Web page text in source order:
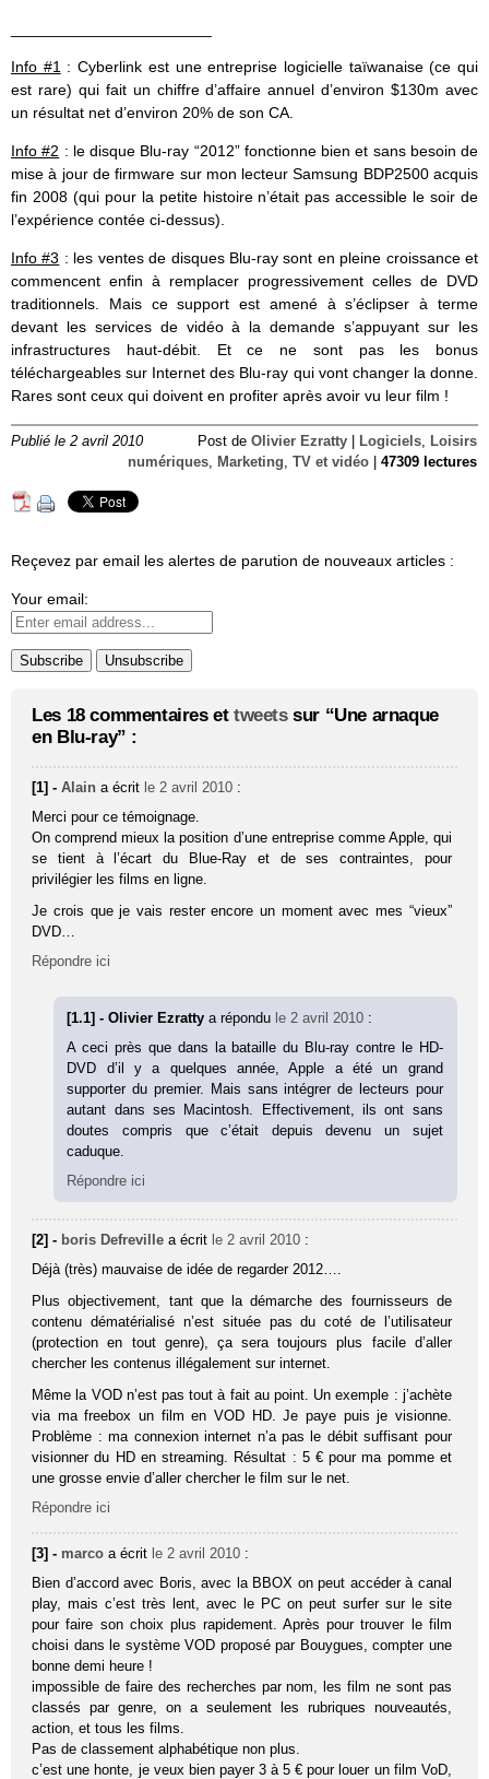
Info #1 : Cyberlink est une entreprise logicielle taïwanaise (ce qui
est rare) qui fait un chiffre d’affaire annuel d’environ $130m avec
un résultat net d’environ 20% de son CA.
Info #2 : le disque Blu-ray “2012” fonctionne bien et sans besoin de
mise à jour de firmware sur mon lecteur Samsung BDP2500 acquis
fin 2008 (qui pour la petite histoire n’était pas accessible le soir de
l’expérience contée ci-dessus).
Info #3 : les ventes de disques Blu-ray sont en pleine croissance et
commencent enfin à remplacer progressivement celles de DVD
traditionnels. Mais ce support est amené à s’éclipser à terme
devant les services de vidéo à la demande s’appuyant sur les
infrastructures haut-débit. Et ce ne sont pas les bonus
téléchargeables sur Internet des Blu-ray qui vont changer la donne.
Rares sont ceux qui doivent en profiter après avoir vu leur film !
Publié le 2 avril 2010 Post de Olivier Ezratty Logiciels, Loisirs
numériques, Marketing, TV et vidéo 47309 lectures
Reçevez par email les alertes de parution de nouveaux articles :
Your email:
Les 18 commentaires et tweetssur “Une arnaque
en Blu-ray” :
[1] -Alain a écrit le 2 avril 2010 :
Merci pour ce témoignage.
On comprend mieux la position d’une entreprise comme Apple, qui
se tient à l’écart du Blue-Ray et de ses contraintes, pour
privilégier les films en ligne.
Je crois que je vais rester encore un moment avec mes “vieux”
DVD…
Répondre ici
[1.1] - Olivier Ezrattya répondu le 2 avril 2010 :
A ceci près que dans la bataille du Blu-ray contre le HD-
DVD d’il y a quelques année, Apple a été un grand
supporter du premier. Mais sans intégrer de lecteurs pour
autant dans ses Macintosh. Effectivement, ils ont sans
doutes compris que c’était depuis devenu un sujet
caduque.
Répondre ici
[2] - boris Defreville a écrit le 2 avril 2010 :
Déjà (très) mauvaise de idée de regarder 2012….
Plus objectivement, tant que la démarche des fournisseurs de
contenu dématérialisé n’est située pas du coté de l’utilisateur
(protection en tout genre), ça sera toujours plus facile d’aller
chercher les contenus illégalement sur internet.
Même la VOD n’est pas tout à fait au point. Un exemple : j’achète
via ma freebox un film en VOD HD. Je paye puis je visionne.
Problème : ma connexion internet n’a pas le débit suffisant pour
visionner du HD en streaming. Résultat : 5 € pour ma pomme et
une grosse envie d’aller chercher le film sur le net.
Répondre ici
[3] - marco a écrit le 2 avril 2010 :
Bien d’accord avec Boris, avec la BBOX on peut accéder à canal
play, mais c’est très lent, avec le PC on peut surfer sur le site
pour faire son choix plus rapidement. Après pour trouver le film
choisi dans le système VOD proposé par Bouygues, compter une
bonne demi heure !
impossible de faire des recherches par nom, les film ne sont pas
classés par genre, on a seulement les rubriques nouveautés,
action, et tous les films.
Pas de classement alphabétique non plus.
c’est une honte, je veux bien payer 3 à 5 € pour louer un film VoD,